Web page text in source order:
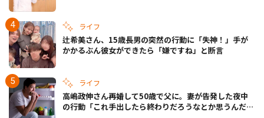
ライフ
辻希美さん、15歳長男の突然の行動に「失神！」手が
かかるぶん彼女ができたら「嫌ですね」と断言
ライフ
高嶋政伸さん再婚して50歳で父に。妻が告発した夜中
の行動「これ手出したら終わりだろうなとか思うんだけ